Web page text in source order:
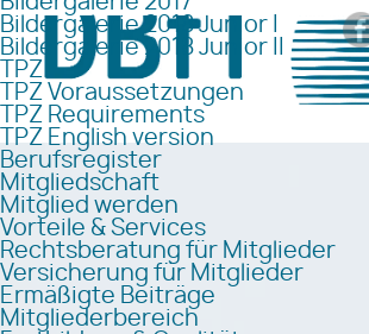
Bildergalerie 2018 Junior I
Bildergalerie 2018 Junior II
TPZ
TPZ Voraussetzungen
TPZ Requirements
TPZ English version
Berufsregister
Mitgliedschaft
Mitglied werden
Vorteile & Services
Rechtsberatung für Mitglieder
Versicherung für Mitglieder
Ermäßigte Beiträge
Mitgliederbereich